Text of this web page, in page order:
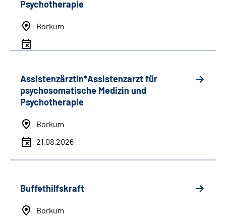
Psychotherapie
Borkum
Assistenzärztin*Assistenzarzt für
psychosomatische Medizin und
Psychotherapie
Borkum
21.08.2026
Buffethilfskraft
Borkum